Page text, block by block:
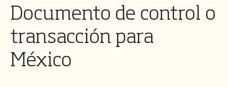
Documento de control o
transacción para
México